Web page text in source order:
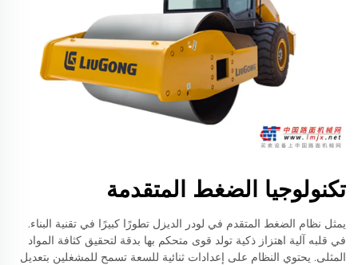
تكنولوجيا الضغط المتقدمة
يمثل نظام الضغط المتقدم في لودر الديزل تطورًا كبيرًا في تقنية البناء.
في قلبه آلية اهتزاز ذكية تولد قوى متحكم بها بدقة لتحقيق كثافة المواد
المثلى. يحتوي النظام على إعدادات ثنائية للسعة تسمح للمشغلين بتعديل